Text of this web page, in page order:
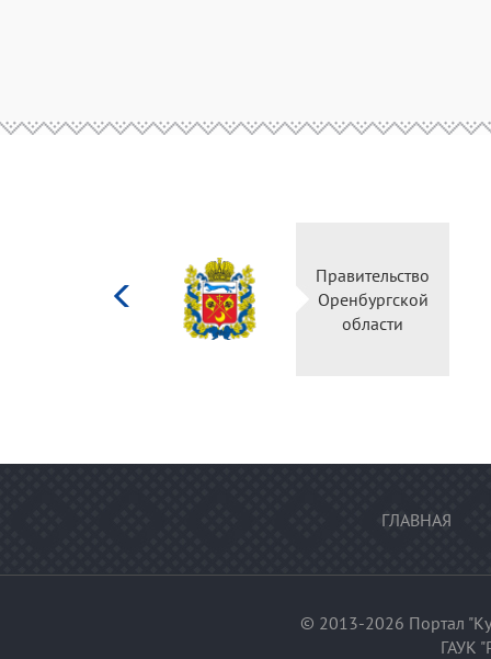
Правительство
Оренбургской
области
ГЛАВНАЯ
© 2013-2026 Портал
ГАУК